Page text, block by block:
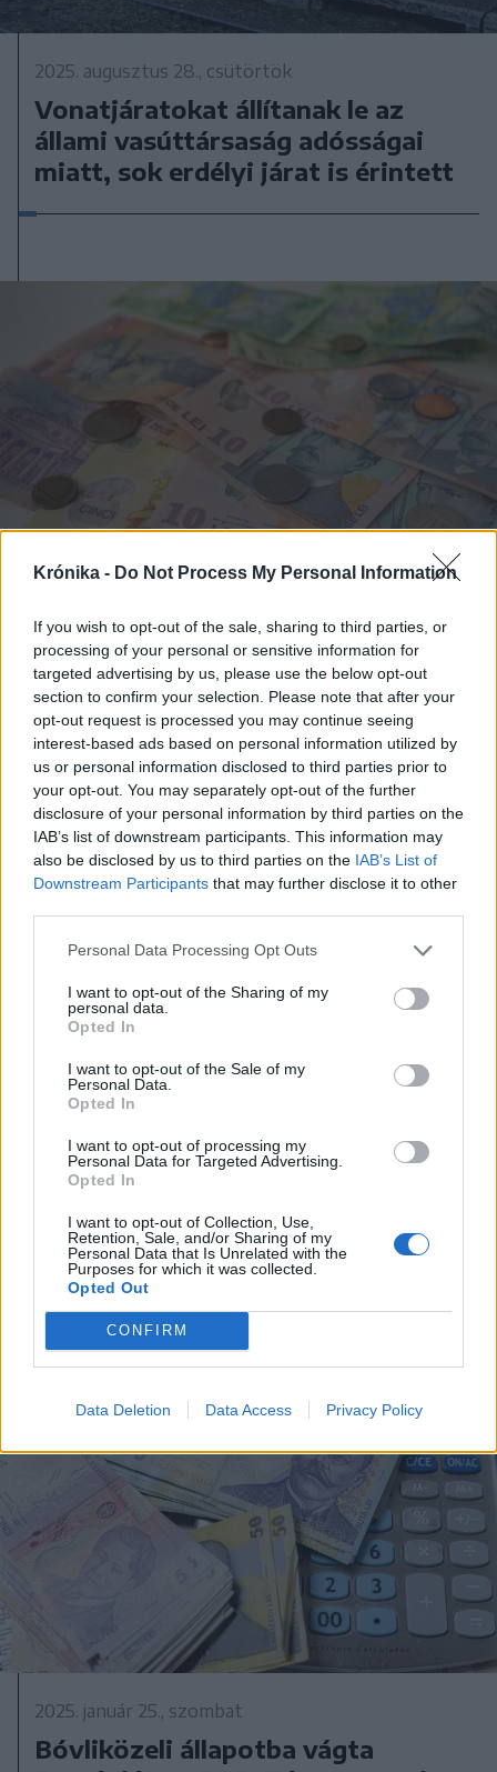
Krónika - Do Not Process My Personal Information
If you wish to opt-out of the sale, sharing to third parties, or
processing of your personal or sensitive information for
targeted advertising by us, please use the below opt-out
section to confirm your selection. Please note that after your
opt-out request is processed you may continue seeing
interest-based ads based on personal information utilized by
us or personal information disclosed to third parties prior to
your opt-out. You may separately opt-out of the further
disclosure of your personal information by third parties on the
IAB’s list of downstream participants. This information may
also be disclosed by us to third parties on the IAB’s List of
Downstream Participants that may further disclose it to other
Personal Data Processing Opt Outs
I want to opt-out of the Sharing of my
personal data.
Opted In
I want to opt-out of the Sale of my
Personal Data.
Opted In
I want to opt-out of processing my
Personal Data for Targeted Advertising.
Opted In
I want to opt-out of Collection, Use,
Retention, Sale, and/or Sharing of my
Personal Data that Is Unrelated with the
Purposes for which it was collected.
Opted Out
CONFIRM
Data Deletion Data Access Privacy Policy
2025. augusztus 28., csütörtök
Vonatjáratokat állítanak le az
állami vasúttársaság adósságai
miatt, sok erdélyi járat is érintett
2025. július 21., hétfő
Nőtt a központi költségvetési
intézmények tartozása
2025. április 02., szerda
a Krónikának nyilatkozó elemző
szerint
2025. január 25., szombat
Bóvliközeli állapotba vágta